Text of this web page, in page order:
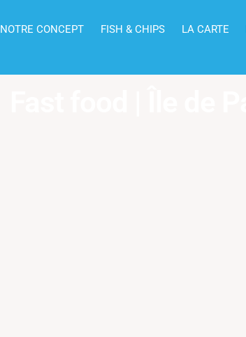
NOTRE CONCEPT FISH & CHIPS LA CARTE